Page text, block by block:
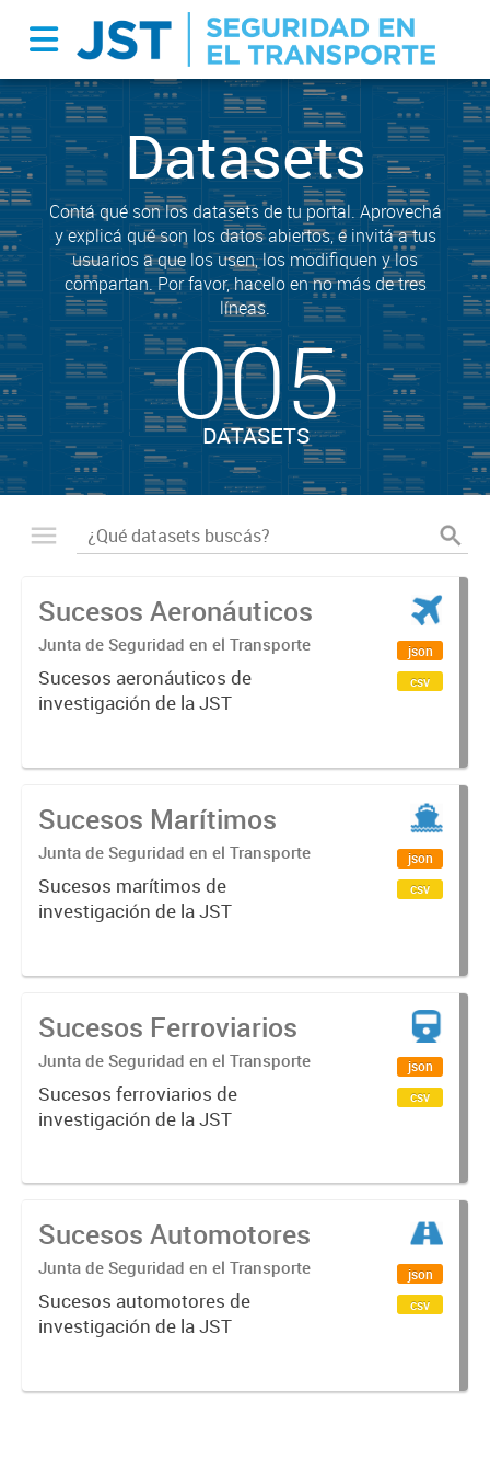
Datasets
Contá qué son los datasets de tu portal. Aprovechá
y explicá qué son los datos abiertos, e invitá a tus
usuarios a que los usen, los modifiquen y los
compartan. Por favor, hacelo en no más de tres
líneas.
005
DATASETS
Sucesos Aeronáuticos
Junta de Seguridad en el Transporte
Sucesos aeronáuticos de
investigación de la JST
json
csv
Sucesos Marítimos
Junta de Seguridad en el Transporte
Sucesos marítimos de
investigación de la JST
json
csv
Sucesos Ferroviarios
Junta de Seguridad en el Transporte
Sucesos ferroviarios de
investigación de la JST
json
csv
Sucesos Automotores
Junta de Seguridad en el Transporte
Sucesos automotores de
investigación de la JST
json
csv